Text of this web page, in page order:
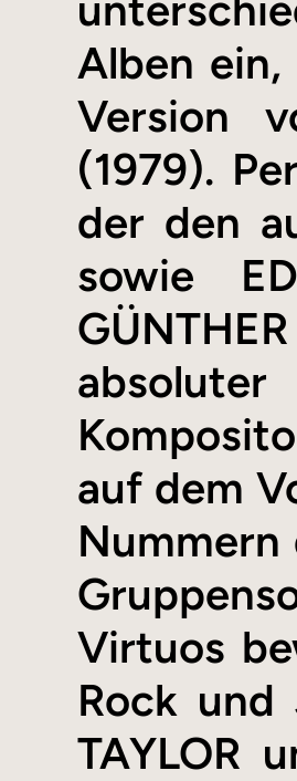
Alben
Version
(1979).
der den
sowie
auf dem
Virtuos
Rock und
TAYLOR